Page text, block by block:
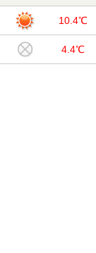
10.4℃
4.4℃